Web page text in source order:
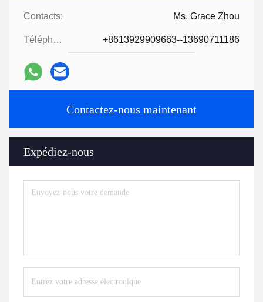
Contacts: Ms. Grace Zhou
Téléphone: +8613929909663--13690711186
Contactez-nous maintenant
Expédiez-nous